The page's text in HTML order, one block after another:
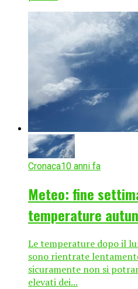
Cronaca10 anni fa
Meteo: fine
temperature
Le temperature dopo il
sono rientrate
sicuramente non si
elevati dei...